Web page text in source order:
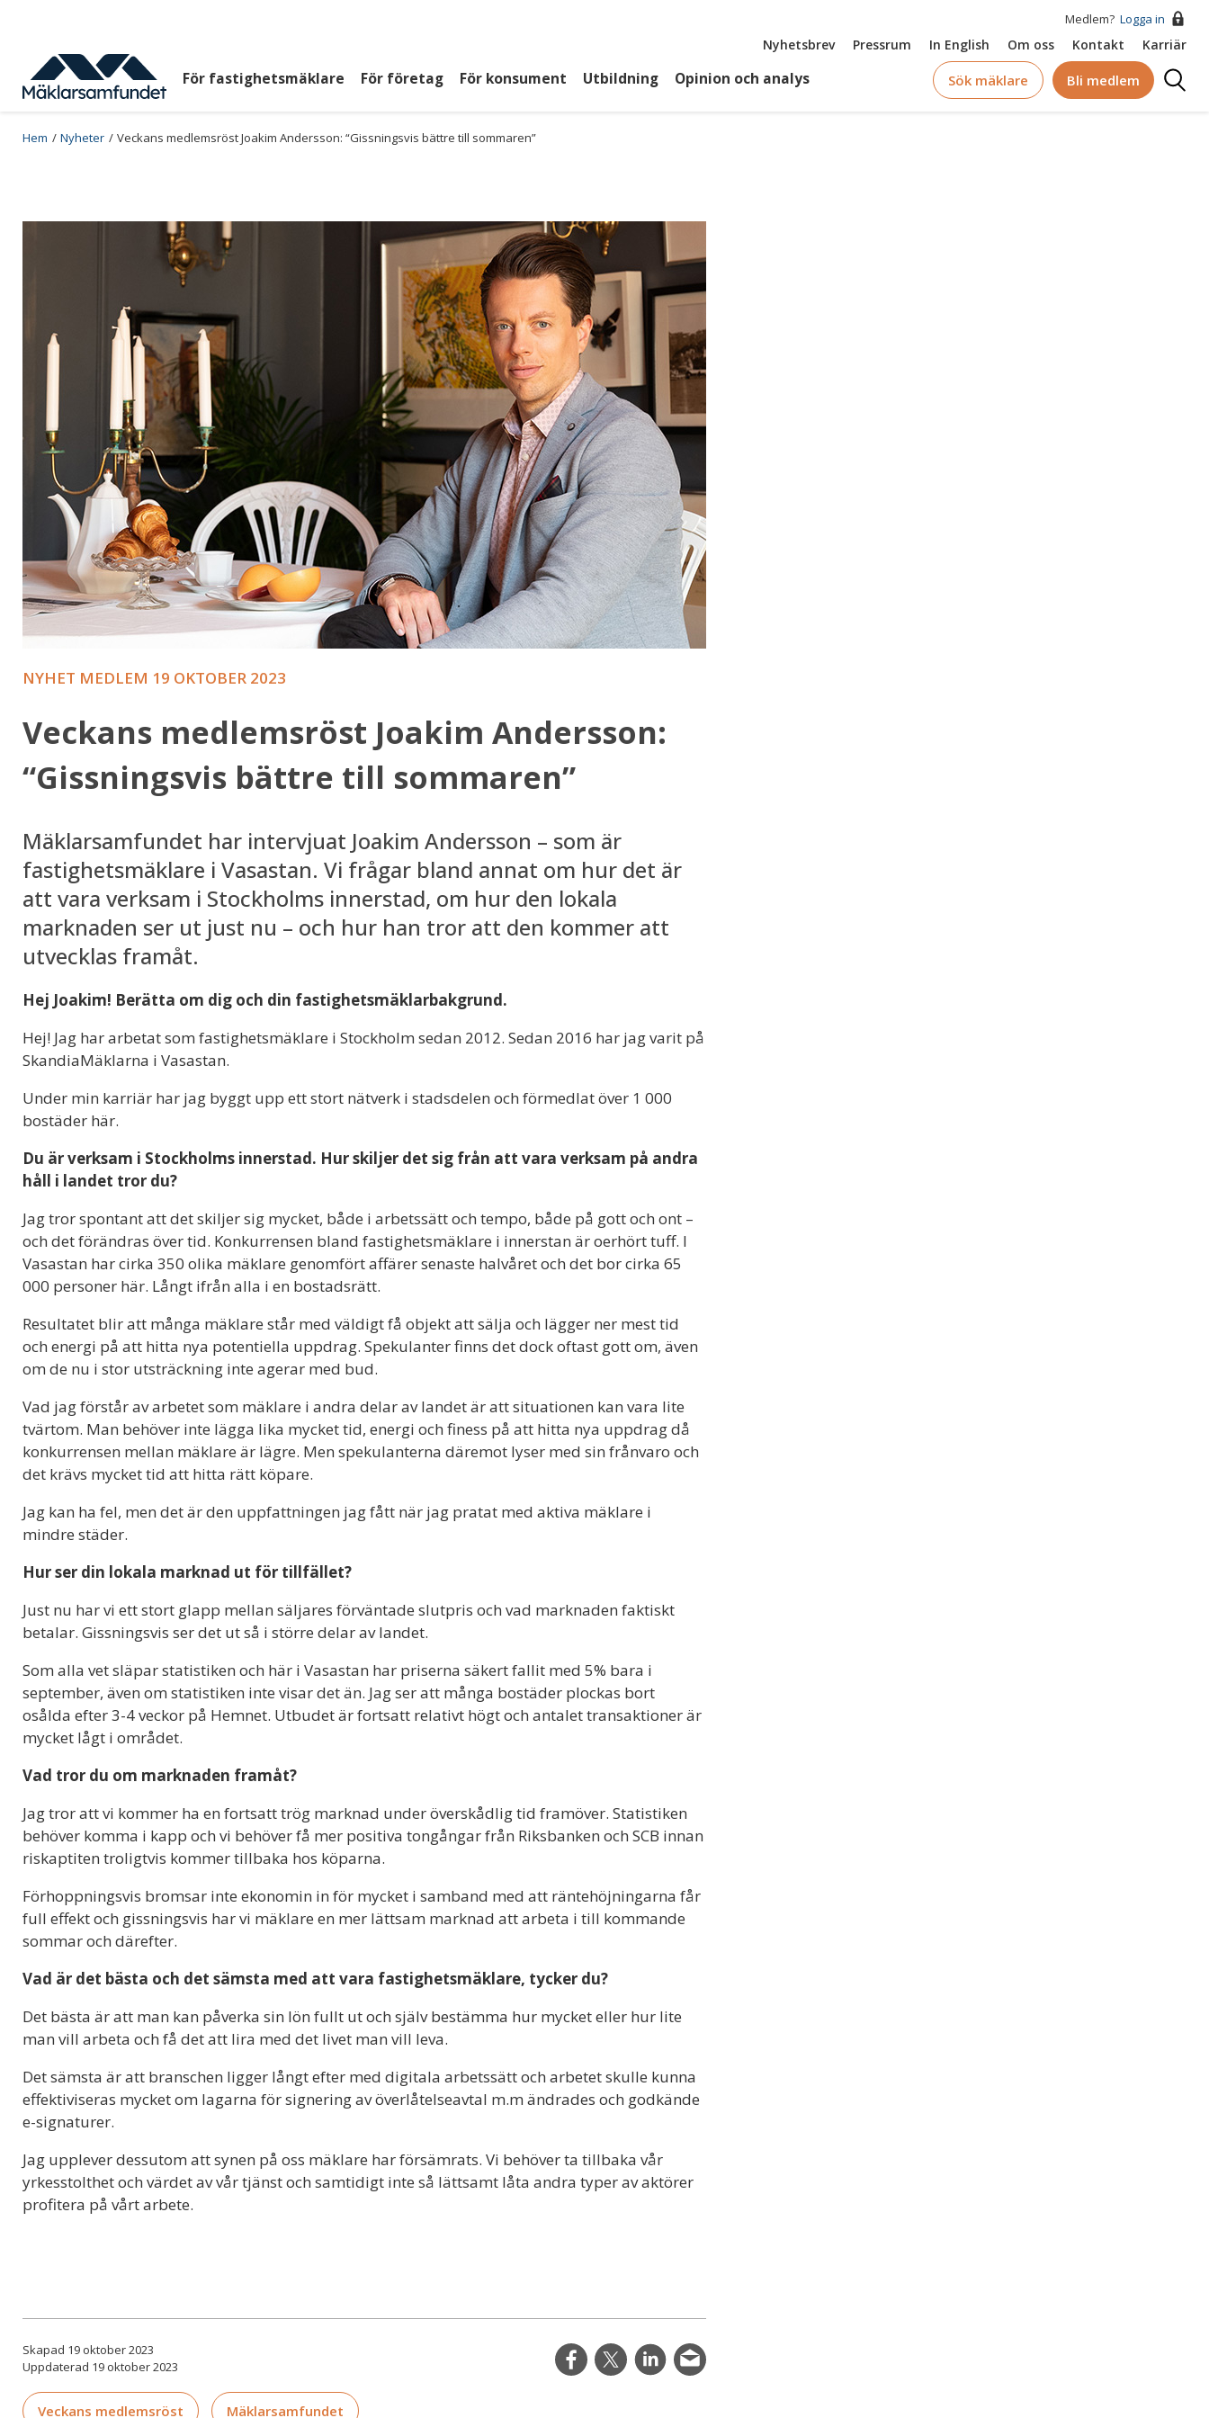
huvudinnehåll
Medlem? Logga in
Top
Nyhetsbrev Pressrum In English Om oss Kontakt Karriär
Huvudmeny
För fastighetsmäklare För företag För konsument Utbildning Opinion och analys Sök mäklare Bli medlem
Logga
Breadcrumb
Hem Nyheter Veckans medlemsröst Joakim Andersson: “Gissningsvis bättre till sommaren”
NYHET MEDLEM 19 OKTOBER 2023
Veckans medlemsröst Joakim Andersson:
“Gissningsvis bättre till sommaren”
Mäklarsamfundet har intervjuat Joakim Andersson – som är
fastighetsmäklare i Vasastan. Vi frågar bland annat om hur det är
att vara verksam i Stockholms innerstad, om hur den lokala
marknaden ser ut just nu – och hur han tror att den kommer att
utvecklas framåt.
Hej Joakim! Berätta om dig och din fastighetsmäklarbakgrund.
Hej! Jag har arbetat som fastighetsmäklare i Stockholm sedan 2012. Sedan 2016 har jag varit på
SkandiaMäklarna i Vasastan.
Under min karriär har jag byggt upp ett stort nätverk i stadsdelen och förmedlat över 1 000
bostäder här.
Du är verksam i Stockholms innerstad. Hur skiljer det sig från att vara verksam på andra
håll i landet tror du?
Jag tror spontant att det skiljer sig mycket, både i arbetssätt och tempo, både på gott och ont –
och det förändras över tid. Konkurrensen bland fastighetsmäklare i innerstan är oerhört tuff. I
Vasastan har cirka 350 olika mäklare genomfört affärer senaste halvåret och det bor cirka 65
000 personer här. Långt ifrån alla i en bostadsrätt.
Resultatet blir att många mäklare står med väldigt få objekt att sälja och lägger ner mest tid
och energi på att hitta nya potentiella uppdrag. Spekulanter finns det dock oftast gott om, även
om de nu i stor utsträckning inte agerar med bud.
Vad jag förstår av arbetet som mäklare i andra delar av landet är att situationen kan vara lite
tvärtom. Man behöver inte lägga lika mycket tid, energi och finess på att hitta nya uppdrag då
konkurrensen mellan mäklare är lägre. Men spekulanterna däremot lyser med sin frånvaro och
det krävs mycket tid att hitta rätt köpare.
Jag kan ha fel, men det är den uppfattningen jag fått när jag pratat med aktiva mäklare i
mindre städer.
Hur ser din lokala marknad ut för tillfället?
Just nu har vi ett stort glapp mellan säljares förväntade slutpris och vad marknaden faktiskt
betalar. Gissningsvis ser det ut så i större delar av landet.
Som alla vet släpar statistiken och här i Vasastan har priserna säkert fallit med 5% bara i
september, även om statistiken inte visar det än. Jag ser att många bostäder plockas bort
osålda efter 3-4 veckor på Hemnet. Utbudet är fortsatt relativt högt och antalet transaktioner är
mycket lågt i området.
Vad tror du om marknaden framåt?
Jag tror att vi kommer ha en fortsatt trög marknad under överskådlig tid framöver. Statistiken
behöver komma i kapp och vi behöver få mer positiva tongångar från Riksbanken och SCB innan
riskaptiten troligtvis kommer tillbaka hos köparna.
Förhoppningsvis bromsar inte ekonomin in för mycket i samband med att räntehöjningarna får
full effekt och gissningsvis har vi mäklare en mer lättsam marknad att arbeta i till kommande
sommar och därefter.
Vad är det bästa och det sämsta med att vara fastighetsmäklare, tycker du?
Det bästa är att man kan påverka sin lön fullt ut och själv bestämma hur mycket eller hur lite
man vill arbeta och få det att lira med det livet man vill leva.
Det sämsta är att branschen ligger långt efter med digitala arbetssätt och arbetet skulle kunna
effektiviseras mycket om lagarna för signering av överlåtelseavtal m.m ändrades och godkände
e-signaturer.
Jag upplever dessutom att synen på oss mäklare har försämrats. Vi behöver ta tillbaka vår
yrkesstolthet och värdet av vår tjänst och samtidigt inte så lättsamt låta andra typer av aktörer
profitera på vårt arbete.
Skapad 19 oktober 2023
Uppdaterad 19 oktober 2023
Veckans medlemsröst Mäklarsamfundet